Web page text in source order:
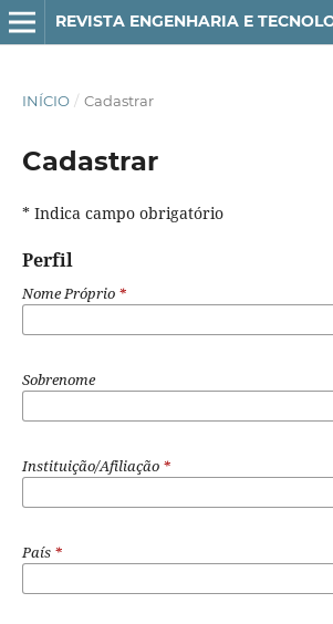
INÍCIO / Cadastrar
Cadastrar
* Indica campo obrigatório
Perfil
Nome Próprio *
Sobrenome
Instituição/Afiliação *
País *